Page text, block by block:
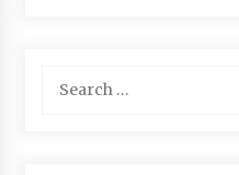
for: